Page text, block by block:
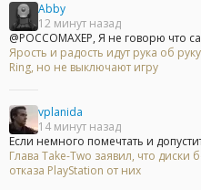
Abby
12 минут назад
@POCCOMAXEP, Я не говорю что
Ярость и радость идут рука об
Ring, но не выключают игру
vplanida
14 минут назад
Если немного помечтать и
Глава Take-Two заявил, что
отказа PlayStation от них